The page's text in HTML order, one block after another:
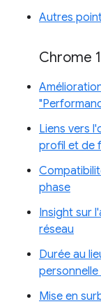
Autres
Chrome
Liens vers
profil et de
phase
Insight sur
réseau
Durée au
Mise en